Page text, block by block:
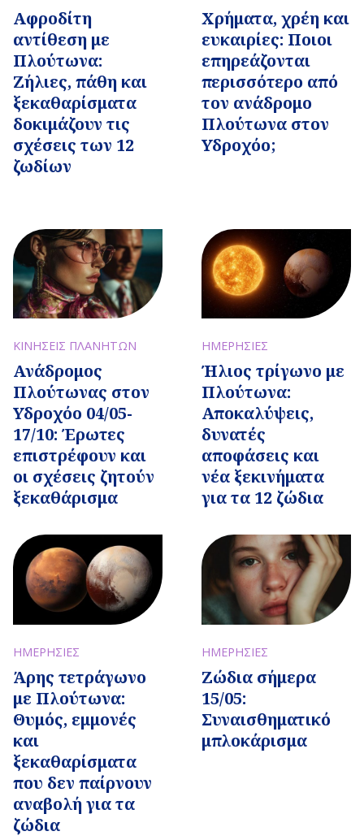
Αφροδίτη
αντίθεση με
Πλούτωνα:
Ζήλιες, πάθη και
ξεκαθαρίσματα
δοκιμάζουν τις
σχέσεις των 12
ζωδίων
Χρήματα, χρέη και
ευκαιρίες: Ποιοι
επηρεάζονται
περισσότερο από
τον ανάδρομο
Πλούτωνα στον
Υδροχόο;
ΚΙΝΗΣΕΙΣ ΠΛΑΝΗΤΩΝ
Ανάδρομος
Πλούτωνας στον
Υδροχόο 04/05-
17/10: Έρωτες
επιστρέφουν και
οι σχέσεις ζητούν
ξεκαθάρισμα
ΗΜΕΡΗΣΙΕΣ
Ήλιος τρίγωνο με
Πλούτωνα:
Αποκαλύψεις,
δυνατές
αποφάσεις και
νέα ξεκινήματα
για τα 12 ζώδια
ΗΜΕΡΗΣΙΕΣ
Άρης τετράγωνο
με Πλούτωνα:
Θυμός, εμμονές
και
ξεκαθαρίσματα
που δεν παίρνουν
αναβολή για τα
ζώδια
ΗΜΕΡΗΣΙΕΣ
Ζώδια σήμερα
15/05:
Συναισθηματικό
μπλοκάρισμα